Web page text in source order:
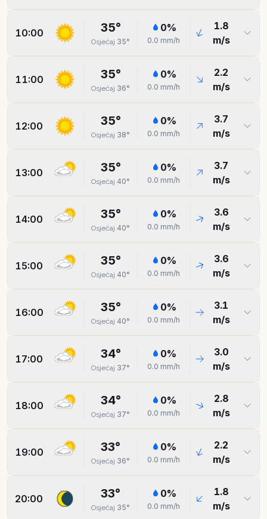
10:00 35°
Osjećaj 35°
0%
0.0 mm/h
1.8
m/s
11:00 35°
Osjećaj 36°
0%
0.0 mm/h
2.2
m/s
12:00 35°
Osjećaj 38°
0%
0.0 mm/h
3.7
m/s
13:00 35°
Osjećaj 40°
0%
0.0 mm/h
3.7
m/s
14:00 35°
Osjećaj 40°
0%
0.0 mm/h
3.6
m/s
15:00 35°
Osjećaj 40°
0%
0.0 mm/h
3.6
m/s
16:00 35°
Osjećaj 40°
0%
0.0 mm/h
3.1
m/s
17:00 34°
Osjećaj 37°
0%
0.0 mm/h
3.0
m/s
18:00 34°
Osjećaj 37°
0%
0.0 mm/h
2.8
m/s
19:00 33°
Osjećaj 36°
0%
0.0 mm/h
2.2
m/s
20:00 33°
Osjećaj 35°
0%
0.0 mm/h
1.8
m/s